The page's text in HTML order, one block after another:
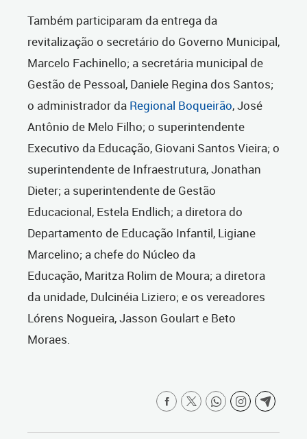
Também participaram da entrega da
revitalização o secretário do Governo Municipal,
Marcelo Fachinello; a secretária municipal de
Gestão de Pessoal, Daniele Regina dos Santos;
o administrador da Regional Boqueirão, José
Antônio de Melo Filho; o superintendente
Executivo da Educação, Giovani Santos Vieira; o
superintendente de Infraestrutura, Jonathan
Dieter; a superintendente de Gestão
Educacional, Estela Endlich; a diretora do
Departamento de Educação Infantil, Ligiane
Marcelino; a chefe do Núcleo da
Educação, Maritza Rolim de Moura; a diretora
da unidade, Dulcinéia Liziero; e os vereadores
Lórens Nogueira, Jasson Goulart e Beto
Moraes.